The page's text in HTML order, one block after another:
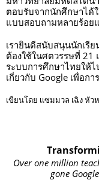
ตอบรับจากนักศึกษาได้
แบบสอบถามหลายร้อย
เรายินดีสนับสนุนนักเรี
ต้องใช้ในศตวรรษที่ 21
ระบบการศึกษาไทยให้ไ
เกี่ยวกับ Google เพื่อก
เขียนโดย เเซมมวล เฉิง หัว
Over one million
gone